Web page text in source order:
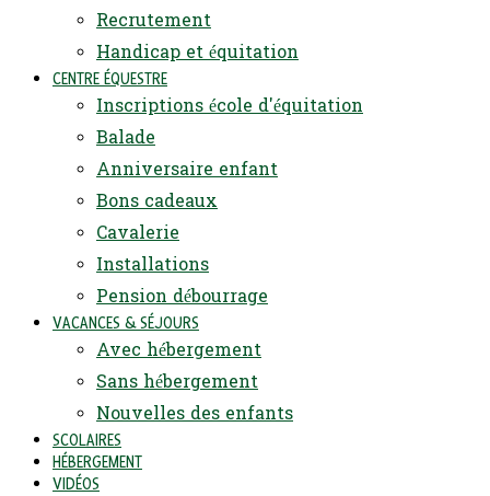
Recrutement
Handicap et équitation
CENTRE ÉQUESTRE
Inscriptions école d'équitation
Balade
Anniversaire enfant
Bons cadeaux
Cavalerie
Installations
Pension débourrage
VACANCES & SÉJOURS
Avec hébergement
Sans hébergement
Nouvelles des enfants
SCOLAIRES
HÉBERGEMENT
VIDÉOS